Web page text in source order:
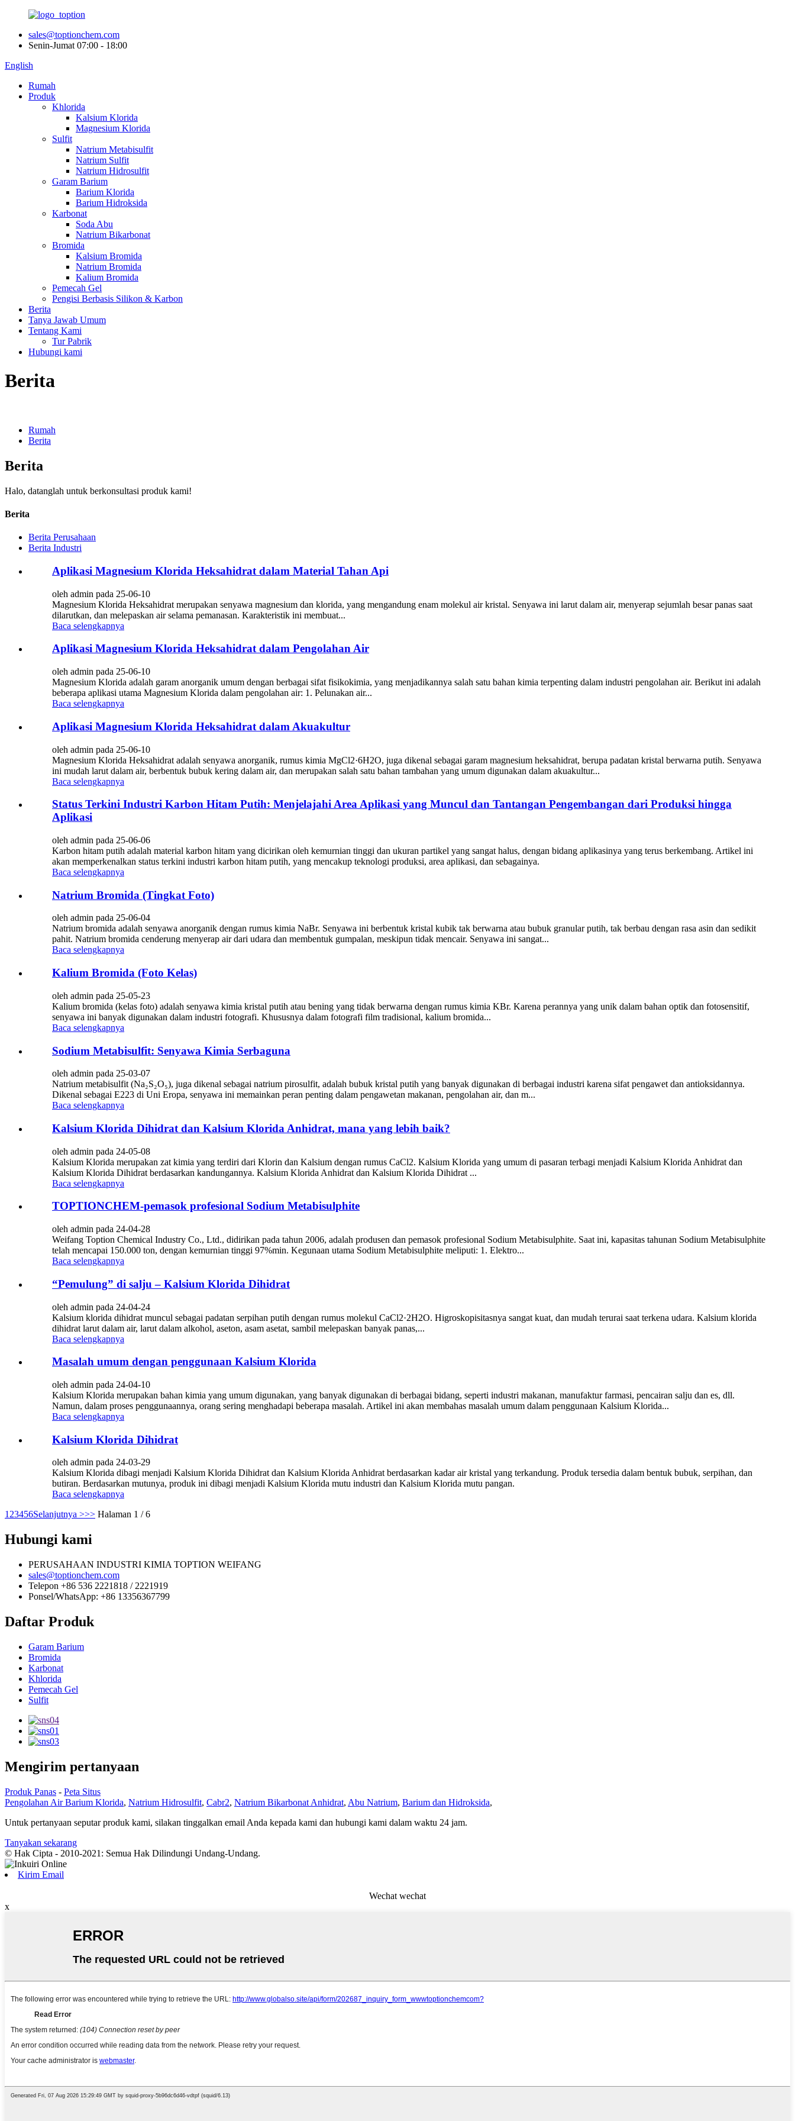
sales@toptionchem.com
Senin-Jumat 07:00 - 18:00
English
Rumah
Produk
Khlorida
Kalsium Klorida
Magnesium Klorida
Sulfit
Natrium Metabisulfit
Natrium Sulfit
Natrium Hidrosulfit
Garam Barium
Barium Klorida
Barium Hidroksida
Karbonat
Soda Abu
Natrium Bikarbonat
Bromida
Kalsium Bromida
Natrium Bromida
Kalium Bromida
Pemecah Gel
Pengisi Berbasis Silikon & Karbon
Berita
Tanya Jawab Umum
Tentang Kami
Tur Pabrik
Hubungi kami
Berita
Rumah
Berita
Berita
Halo, datanglah untuk berkonsultasi produk kami!
Berita
Berita Perusahaan
Berita Industri
Aplikasi Magnesium Klorida Heksahidrat dalam Material Tahan Api
oleh admin pada 25-06-10
Magnesium Klorida Heksahidrat merupakan senyawa magnesium dan klorida, yang mengandung enam molekul air kristal. Senyawa ini larut dalam air, menyerap sejumlah besar panas saat
dilarutkan, dan melepaskan air selama pemanasan. Karakteristik ini membuat...
Baca selengkapnya
Aplikasi Magnesium Klorida Heksahidrat dalam Pengolahan Air
oleh admin pada 25-06-10
Magnesium Klorida adalah garam anorganik umum dengan berbagai sifat fisikokimia, yang menjadikannya salah satu bahan kimia terpenting dalam industri pengolahan air. Berikut ini adalah
beberapa aplikasi utama Magnesium Klorida dalam pengolahan air: 1. Pelunakan air...
Baca selengkapnya
Aplikasi Magnesium Klorida Heksahidrat dalam Akuakultur
oleh admin pada 25-06-10
Magnesium Klorida Heksahidrat adalah senyawa anorganik, rumus kimia MgCl2·6H2O, juga dikenal sebagai garam magnesium heksahidrat, berupa padatan kristal berwarna putih. Senyawa
ini mudah larut dalam air, berbentuk bubuk kering dalam air, dan merupakan salah satu bahan tambahan yang umum digunakan dalam akuakultur...
Baca selengkapnya
Status Terkini Industri Karbon Hitam Putih: Menjelajahi Area Aplikasi yang Muncul dan Tantangan Pengembangan dari Produksi hingga
Aplikasi
oleh admin pada 25-06-06
Karbon hitam putih adalah material karbon hitam yang dicirikan oleh kemurnian tinggi dan ukuran partikel yang sangat halus, dengan bidang aplikasinya yang terus berkembang. Artikel ini
akan memperkenalkan status terkini industri karbon hitam putih, yang mencakup teknologi produksi, area aplikasi, dan sebagainya.
Baca selengkapnya
Natrium Bromida (Tingkat Foto)
oleh admin pada 25-06-04
Natrium bromida adalah senyawa anorganik dengan rumus kimia NaBr. Senyawa ini berbentuk kristal kubik tak berwarna atau bubuk granular putih, tak berbau dengan rasa asin dan sedikit
pahit. Natrium bromida cenderung menyerap air dari udara dan membentuk gumpalan, meskipun tidak mencair. Senyawa ini sangat...
Baca selengkapnya
Kalium Bromida (Foto Kelas)
oleh admin pada 25-05-23
Kalium bromida (kelas foto) adalah senyawa kimia kristal putih atau bening yang tidak berwarna dengan rumus kimia KBr. Karena perannya yang unik dalam bahan optik dan fotosensitif,
senyawa ini banyak digunakan dalam industri fotografi. Khususnya dalam fotografi film tradisional, kalium bromida...
Baca selengkapnya
Sodium Metabisulfit: Senyawa Kimia Serbaguna
oleh admin pada 25-03-07
Natrium metabisulfit (Na₂S₂O₅), juga dikenal sebagai natrium pirosulfit, adalah bubuk kristal putih yang banyak digunakan di berbagai industri karena sifat pengawet dan antioksidannya.
Dikenal sebagai E223 di Uni Eropa, senyawa ini memainkan peran penting dalam pengawetan makanan, pengolahan air, dan m...
Baca selengkapnya
Kalsium Klorida Dihidrat dan Kalsium Klorida Anhidrat, mana yang lebih baik?
oleh admin pada 24-05-08
Kalsium Klorida merupakan zat kimia yang terdiri dari Klorin dan Kalsium dengan rumus CaCl2. Kalsium Klorida yang umum di pasaran terbagi menjadi Kalsium Klorida Anhidrat dan
Kalsium Klorida Dihidrat berdasarkan kandungannya. Kalsium Klorida Anhidrat dan Kalsium Klorida Dihidrat ...
Baca selengkapnya
TOPTIONCHEM-pemasok profesional Sodium Metabisulphite
oleh admin pada 24-04-28
Weifang Toption Chemical Industry Co., Ltd., didirikan pada tahun 2006, adalah produsen dan pemasok profesional Sodium Metabisulphite. Saat ini, kapasitas tahunan Sodium Metabisulphite
telah mencapai 150.000 ton, dengan kemurnian tinggi 97%min. Kegunaan utama Sodium Metabisulphite meliputi: 1. Elektro...
Baca selengkapnya
“Pemulung” di salju – Kalsium Klorida Dihidrat
oleh admin pada 24-04-24
Kalsium klorida dihidrat muncul sebagai padatan serpihan putih dengan rumus molekul CaCl2·2H2O. Higroskopisitasnya sangat kuat, dan mudah terurai saat terkena udara. Kalsium klorida
dihidrat larut dalam air, larut dalam alkohol, aseton, asam asetat, sambil melepaskan banyak panas,...
Baca selengkapnya
Masalah umum dengan penggunaan Kalsium Klorida
oleh admin pada 24-04-10
Kalsium Klorida merupakan bahan kimia yang umum digunakan, yang banyak digunakan di berbagai bidang, seperti industri makanan, manufaktur farmasi, pencairan salju dan es, dll.
Namun, dalam proses penggunaannya, orang sering menghadapi beberapa masalah. Artikel ini akan membahas masalah umum dalam penggunaan Kalsium Klorida...
Baca selengkapnya
Kalsium Klorida Dihidrat
oleh admin pada 24-03-29
Kalsium Klorida dibagi menjadi Kalsium Klorida Dihidrat dan Kalsium Klorida Anhidrat berdasarkan kadar air kristal yang terkandung. Produk tersedia dalam bentuk bubuk, serpihan, dan
butiran. Berdasarkan mutunya, produk ini dibagi menjadi Kalsium Klorida mutu industri dan Kalsium Klorida mutu pangan.
Baca selengkapnya
123456Selanjutnya >>> Halaman 1 / 6
Hubungi kami
PERUSAHAAN INDUSTRI KIMIA TOPTION WEIFANG
sales@toptionchem.com
Telepon +86 536 2221818 / 2221919
Ponsel/WhatsApp: +86 13356367799
Daftar Produk
Garam Barium
Bromida
Karbonat
Khlorida
Pemecah Gel
Sulfit
Mengirim pertanyaan
Produk Panas - Peta Situs
Pengolahan Air Barium Klorida, Natrium Hidrosulfit, Cabr2, Natrium Bikarbonat Anhidrat, Abu Natrium, Barium dan Hidroksida,
Untuk pertanyaan seputar produk kami, silakan tinggalkan email Anda kepada kami dan hubungi kami dalam waktu 24 jam.
Tanyakan sekarang
© Hak Cipta - 2010-2021: Semua Hak Dilindungi Undang-Undang.
Kirim Email
Wechat wechat
x